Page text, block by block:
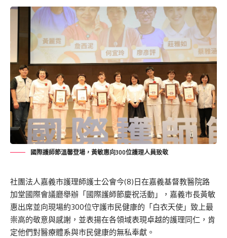
國際護師節溫馨登場，黃敏惠向300位護理人員致敬
社團法人嘉義市護理師護士公會今(8)日在嘉義基督教醫院路
加堂國際會議廳舉辦「國際護師節慶祝活動」， 嘉義市長黃敏
惠出席並向現場約300位守護市民健康的「白衣天使」致上最
崇高的敬意與感謝，並表揚在各領域表現卓越的護理同仁 ， 肯
定他們對醫療體系與市民健康的無私奉獻。